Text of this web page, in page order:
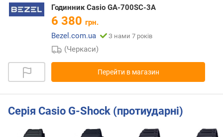
Годинник Casio GA-700SC-3A
6 380 грн.
Bezel.com.ua
З нами 7 років
(Черкаси)
Перейти в магазин
Серія Casio G-Shock (протиударні)